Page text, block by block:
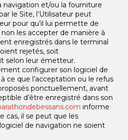
navigation et/ou la fourniture
le Site, l’Utilisateur peut
pour qu’il lui permette de
non les accepter de manière à
enregistrés dans le terminal
rejetés, soit
selon leur émetteur.
configurer son logiciel de
ce que l’acceptation ou le refus
ponctuellement, avant
d’être enregistré dans son
informe
cas, il se peut que les
de navigation ne soient